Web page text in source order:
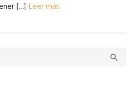
[…] Leer más
